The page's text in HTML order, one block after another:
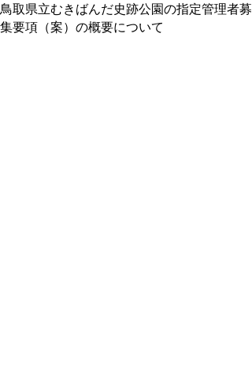
鳥取県立むきばんだ史跡公園の指定管理者募
集要項（案）の概要について